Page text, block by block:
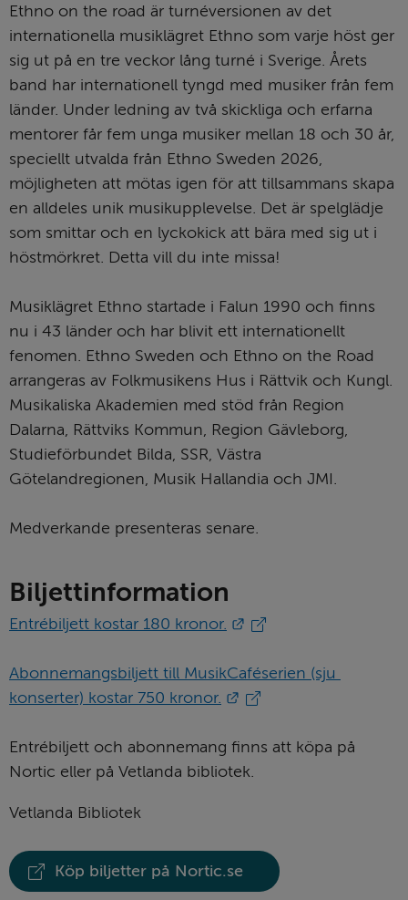
Ethno on the road är turnéversionen av det
internationella musiklägret Ethno som varje höst ger
sig ut på en tre veckor lång turné i Sverige. Årets
band har internationell tyngd med musiker från fem
länder. Under ledning av två skickliga och erfarna
mentorer får fem unga musiker mellan 18 och 30 år,
speciellt utvalda från Ethno Sweden 2026,
möjligheten att mötas igen för att tillsammans skapa
en alldeles unik musikupplevelse. Det är spelglädje
som smittar och en lyckokick att bära med sig ut i
höstmörkret. Detta vill du inte missa!
Musiklägret Ethno startade i Falun 1990 och finns
nu i 43 länder och har blivit ett internationellt
fenomen. Ethno Sweden och Ethno on the Road
arrangeras av Folkmusikens Hus i Rättvik och Kungl.
Musikaliska Akademien med stöd från Region
Dalarna, Rättviks Kommun, Region Gävleborg,
Studieförbundet Bilda, SSR, Västra
Götelandregionen, Musik Hallandia och JMI.
Medverkande presenteras senare.
Biljettinformation
Entrébiljett kostar 180 kronor. Länk till annan
Abonnemangsbiljett till MusikCaféserien (sju
konserter) kostar 750 kronor.
Länk till annan
Entrébiljett och abonnemang finns att köpa på
Nortic eller på Vetlanda bibliotek.
Vetlanda Bibliotek
Köp biljetter på Nortic.se